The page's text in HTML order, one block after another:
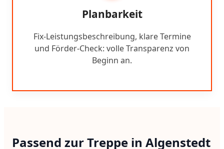
Planbarkeit
Fix-Leistungsbeschreibung, klare Termine
und Förder-Check: volle Transparenz von
Beginn an.
Passend zur Treppe in Algenstedt